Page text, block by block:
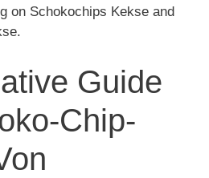
on Schokochips Kekse and
Guide
Chip-